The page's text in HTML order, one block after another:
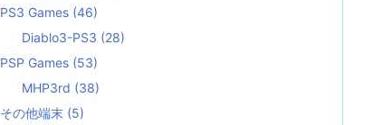
PS3 Games (46)
Diablo3-PS3 (28)
PSP Games (53)
MHP3rd (38)
その他端末 (5)